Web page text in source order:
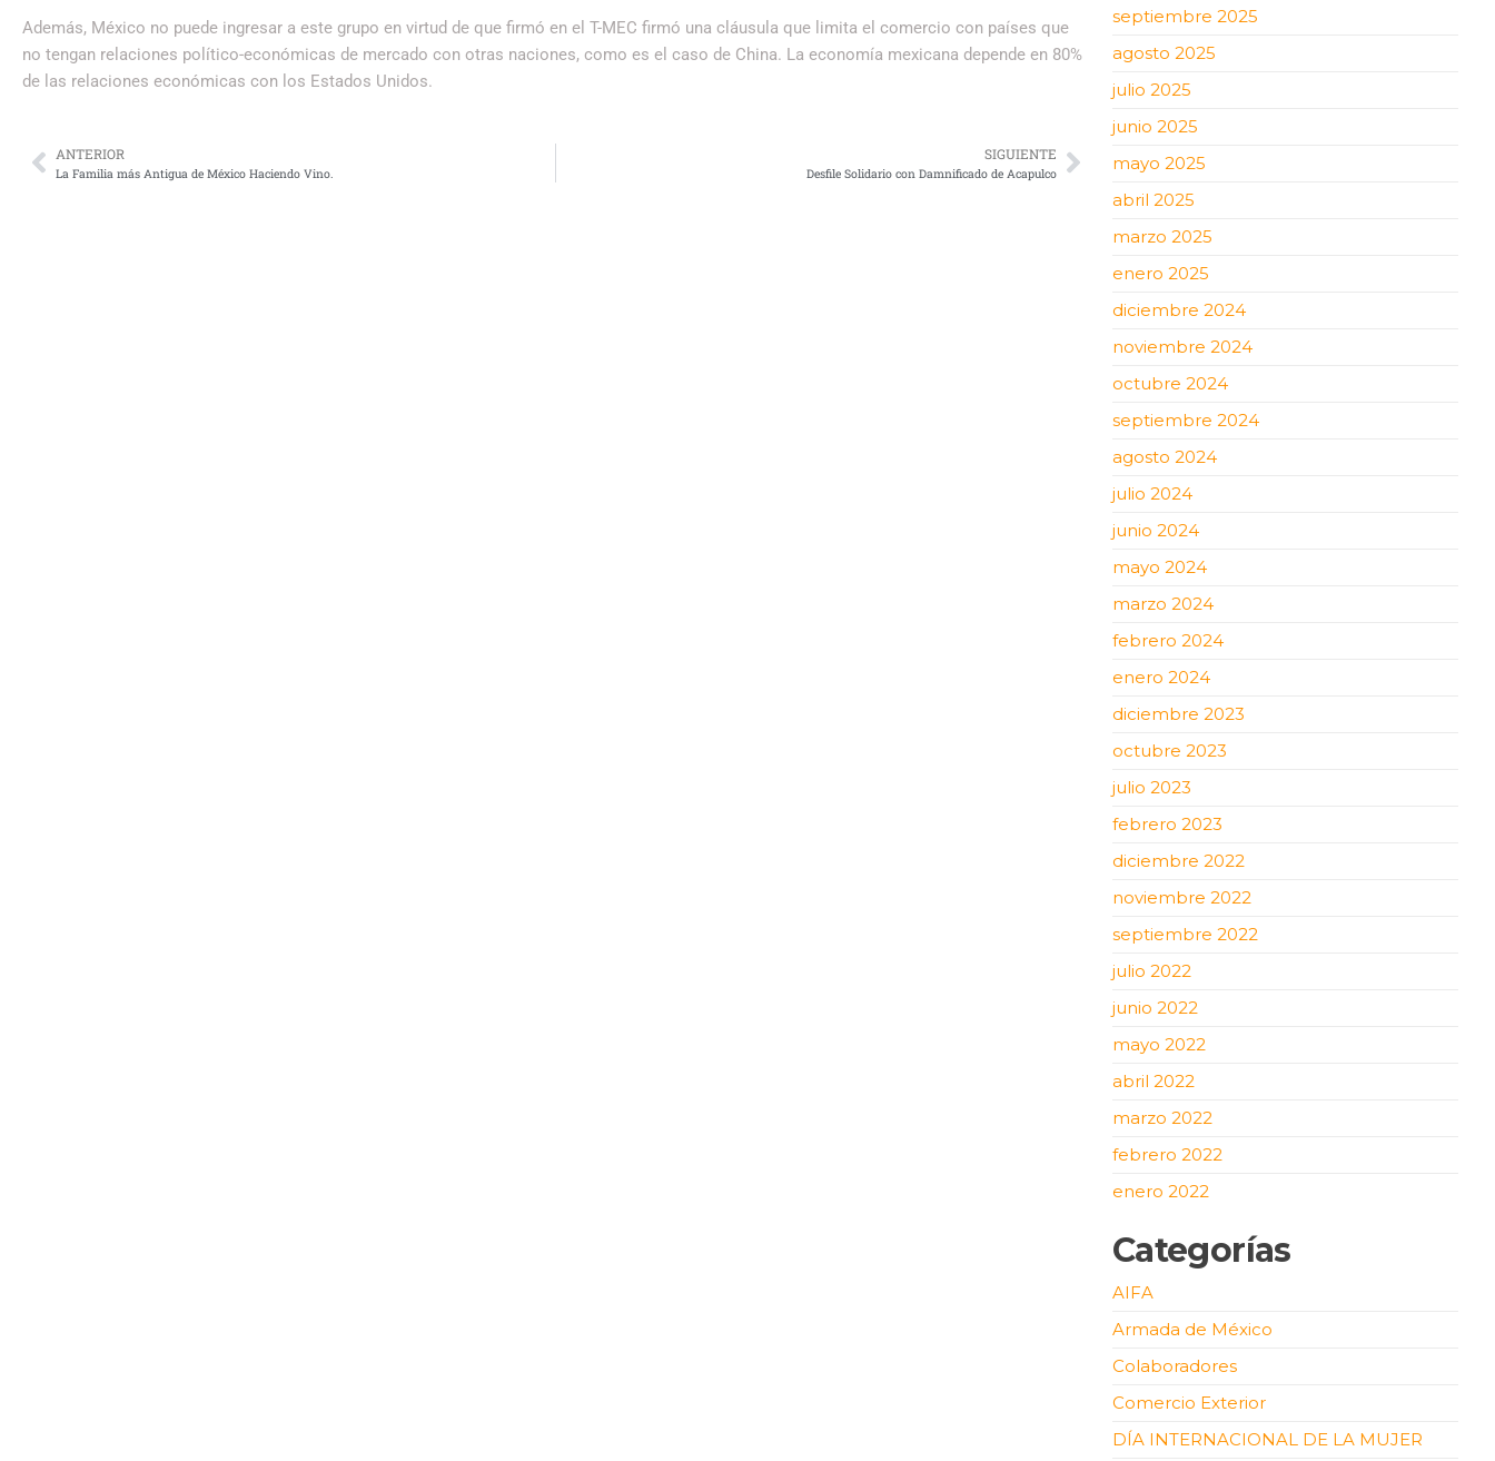
Además, México no puede ingresar a este grupo en virtud de que firmó en el T-MEC firmó una cláusula que limita el comercio con países que
no tengan relaciones político-económicas de mercado con otras naciones, como es el caso de China. La economía mexicana depende en 80%
de las relaciones económicas con los Estados Unidos.
ANTERIOR
La Familia más Antigua de México Haciendo Vino.
SIGUIENTE
Desfile Solidario con Damnificado de Acapulco
septiembre 2025
agosto 2025
julio 2025
junio 2025
mayo 2025
abril 2025
marzo 2025
enero 2025
diciembre 2024
noviembre 2024
octubre 2024
septiembre 2024
agosto 2024
julio 2024
junio 2024
mayo 2024
marzo 2024
febrero 2024
enero 2024
diciembre 2023
octubre 2023
julio 2023
febrero 2023
diciembre 2022
noviembre 2022
septiembre 2022
julio 2022
junio 2022
mayo 2022
abril 2022
marzo 2022
febrero 2022
enero 2022
Categorías
AIFA
Armada de México
Colaboradores
Comercio Exterior
DÍA INTERNACIONAL DE LA MUJER